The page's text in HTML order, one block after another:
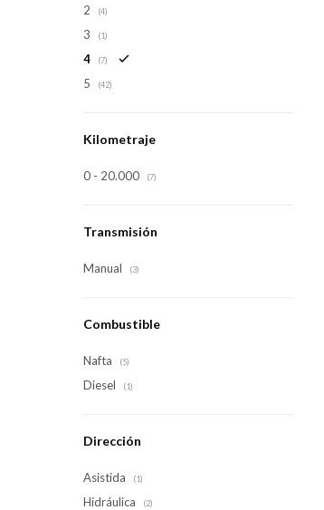
2 (4)
3 (1)
4 (7)
5 (42)
Kilometraje
0 - 20.000 (7)
Transmisión
Manual (3)
Combustible
Nafta (5)
Diesel (1)
Dirección
Asistida (1)
Hidráulica (2)